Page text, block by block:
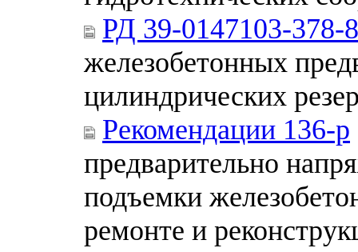
РД 39-0147103-378-
железобетонных
цилиндрических
Рекомендации 136-р
предварительно
подъемки
ремонте и